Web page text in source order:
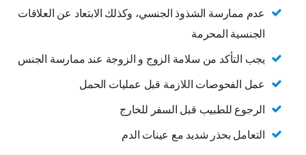
عدم ممارسة الشذوذ الجنسي، وكذلك الابتعاد عن العلاقات
الجنسية المحرمة
يجب التأكد من سلامة الزوج و الزوجة عند ممارسة الجنس
عمل الفحوصات اللازمة قبل عمليات الحمل
الرجوع للطبيب قبل السفر للخارج
التعامل بحذر شديد مع عينات الدم